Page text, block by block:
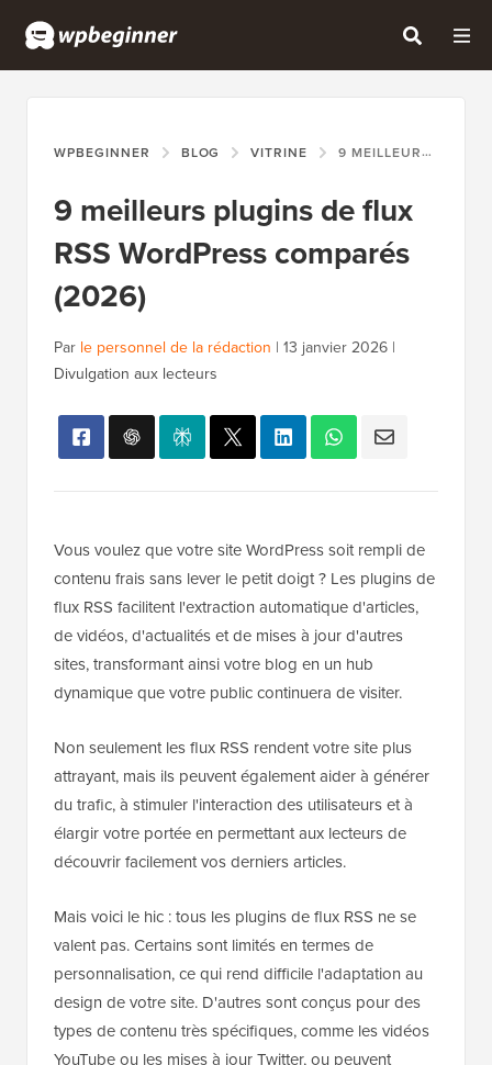
WPBEGINNER BLOG VITRINE 9 MEILLEURS PLUGINS DE FLUX RSS WORDPRESS COMPARÉS (2026)
9 meilleurs plugins de flux
RSS WordPress comparés
(2026)
Par le personnel de la rédaction | 13 janvier 2026 |
Divulgation aux lecteurs
Vous voulez que votre site WordPress soit rempli de
contenu frais sans lever le petit doigt ? Les plugins de
flux RSS facilitent l'extraction automatique d'articles,
de vidéos, d'actualités et de mises à jour d'autres
sites, transformant ainsi votre blog en un hub
dynamique que votre public continuera de visiter.
Non seulement les flux RSS rendent votre site plus
attrayant, mais ils peuvent également aider à générer
du trafic, à stimuler l'interaction des utilisateurs et à
élargir votre portée en permettant aux lecteurs de
découvrir facilement vos derniers articles.
Mais voici le hic : tous les plugins de flux RSS ne se
valent pas. Certains sont limités en termes de
personnalisation, ce qui rend difficile l'adaptation au
design de votre site. D'autres sont conçus pour des
types de contenu très spécifiques, comme les vidéos
YouTube ou les mises à jour Twitter, ou peuvent